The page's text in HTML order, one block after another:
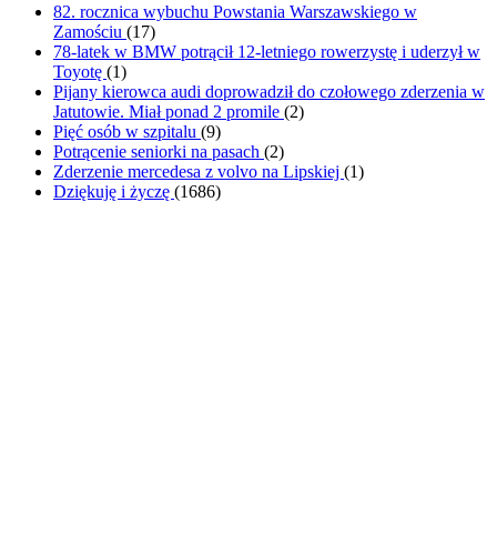
82. rocznica wybuchu Powstania Warszawskiego w
Zamościu (17)
78-latek w BMW potrącił 12-letniego rowerzystę i uderzył w
Toyotę (1)
Pijany kierowca audi doprowadził do czołowego zderzenia w
Jatutowie. Miał ponad 2 promile (2)
Pięć osób w szpitalu (9)
Potrącenie seniorki na pasach (2)
Zderzenie mercedesa z volvo na Lipskiej (1)
Dziękuję i życzę (1686)